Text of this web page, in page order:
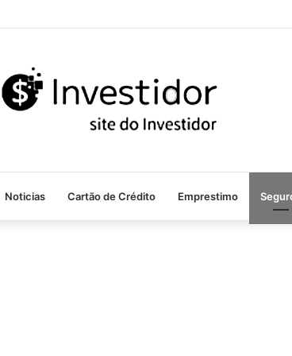
Noticias Cartão de Crédito Emprestimo